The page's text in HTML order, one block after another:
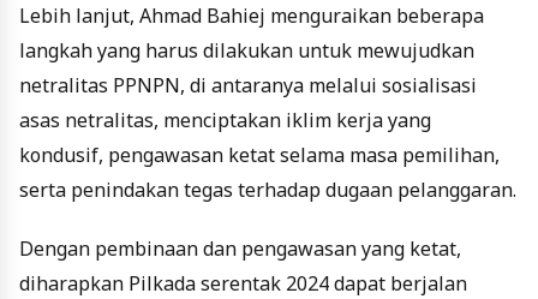
Lebih lanjut, Ahmad Bahiej menguraikan beberapa
langkah yang harus dilakukan untuk mewujudkan
netralitas PPNPN, di antaranya melalui sosialisasi
asas netralitas, menciptakan iklim kerja yang
kondusif, pengawasan ketat selama masa pemilihan,
serta penindakan tegas terhadap dugaan pelanggaran.
Dengan pembinaan dan pengawasan yang ketat,
diharapkan Pilkada serentak 2024 dapat berjalan